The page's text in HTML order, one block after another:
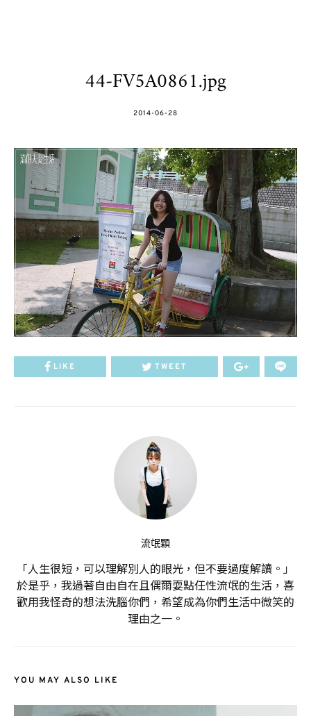
44-FV5A0861.jpg
POSTED
2014-06-28
LIKE TWEET
流氓顆
「人生很短，可以理解別人的眼光，但不要過度解讀。」
於是乎，我過著自由自在且偶爾耍點任性流氓的生活，喜
歡用我怪奇的想法洗腦你們，希望成為你們生活中微笑的
理由之一。
YOU MAY ALSO LIKE